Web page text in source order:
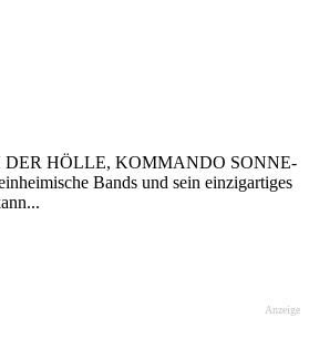
DER HÖLLE, KOMMANDO SONNE-
Bands und sein einzigartiges
Anzeige